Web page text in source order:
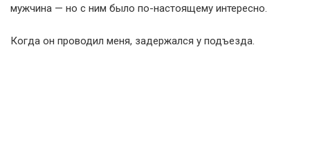
мужчина — но с ним было по-настоящему интересно.
Когда он проводил меня, задержался у подъезда.